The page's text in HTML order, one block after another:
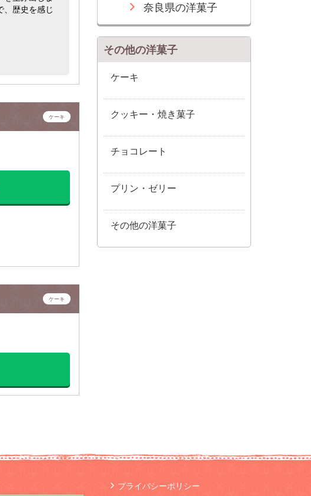
、歴史を感じ
ケーキ
ケーキ
奈良県の洋菓子
その他の洋菓子
ケーキ
クッキー・焼き菓子
チョコレート
プリン・ゼリー
その他の洋菓子
プライバシーポリシー